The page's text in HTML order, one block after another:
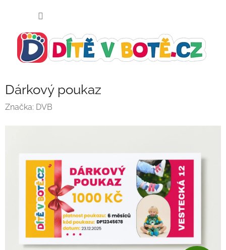
Dárkový poukaz
Značka: DVB